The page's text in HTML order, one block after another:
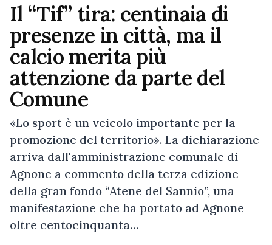
Il “Tif” tira: centinaia di
presenze in città, ma il
calcio merita più
attenzione da parte del
Comune
«Lo sport è un veicolo importante per la
promozione del territorio». La dichiarazione
arriva dall'amministrazione comunale di
Agnone a commento della terza edizione
della gran fondo “Atene del Sannio”, una
manifestazione che ha portato ad Agnone
oltre centocinquanta…